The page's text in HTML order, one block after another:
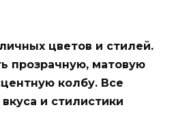
цветов и стилей.
прозрачную, матовую
колбу. Все
и стилистики